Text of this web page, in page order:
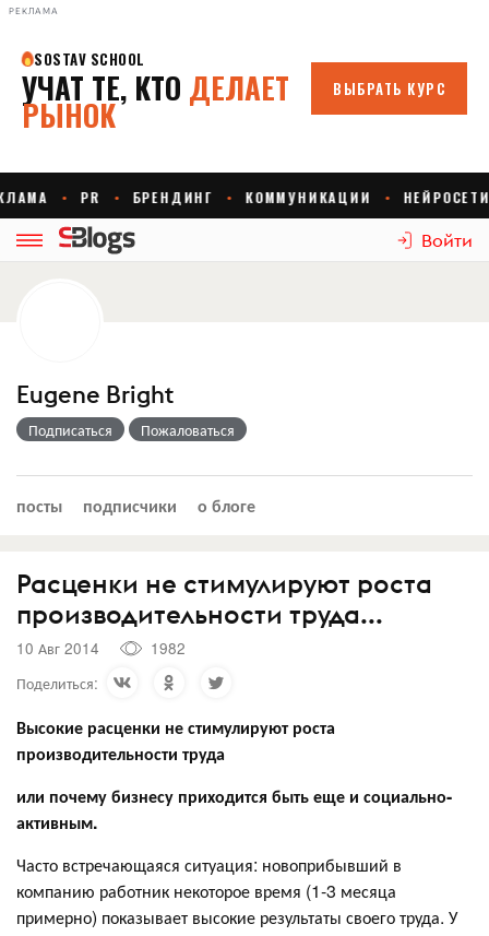
РЕКЛАМА
Войти
Eugene Bright
Подписаться Пожаловаться
посты подписчики о блоге
Расценки не стимулируют роста
производительности труда...
10 Авг 2014
1982
Поделиться:
Высокие расценки не стимулируют роста
производительности труда
или почему бизнесу приходится быть еще и социально-
активным.
Часто встречающаяся ситуация: новоприбывший в
компанию работник некоторое время (1-3 месяца
примерно) показывает высокие результаты своего труда. У